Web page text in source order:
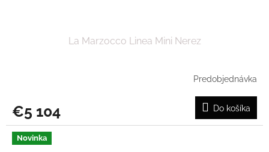
La Marzocco Linea Mini Nerez
Predobjednávka
€5 104 Do košíka
Novinka